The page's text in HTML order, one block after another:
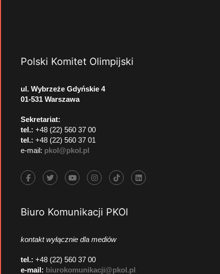
Polski Komitet Olimpijski
ul. Wybrzeże Gdyńskie 4
01-531 Warszawa
Sekretariat:
tel.: +48 (22) 560 37 00
tel.: +48 (22) 560 37 01
e-mail: pkol@pkol.pl
Biuro Komunikacji PKOl
kontakt wyłącznie dla mediów
tel.: +48 (22) 560 37 00
e-mail: biurokomunikacji@pkol.pl